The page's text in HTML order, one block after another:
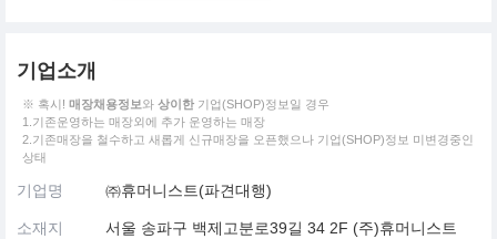
기업소개
※ 혹시! 매장채용정보와 상이한 기업(SHOP)정보일 경우
1.기존운영하는 매장외에 추가 운영하는 매장
2.기존매장을 철수하고 새롭게 신규매장을 오픈했으나 기업(SHOP)정보 미변경중인
상태
기업명 ㈜휴머니스트(파견대행)
소재지 서울 송파구 백제고분로39길 34 2F (주)휴머니스트